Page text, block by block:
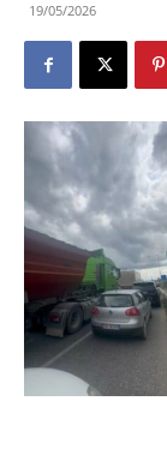
19/05/2026